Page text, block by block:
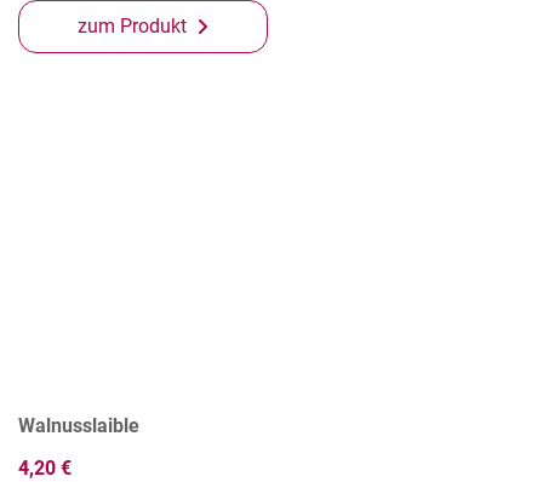
zum Produkt
Walnusslaible
4,20 €